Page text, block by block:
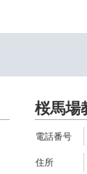
桜馬場